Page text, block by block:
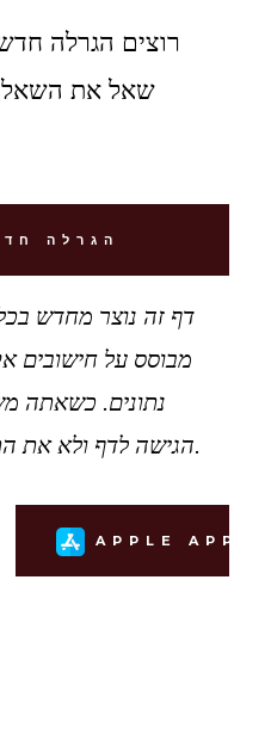
רוצים הגרלה
שאל את
הגרלה
מבוסס על חישובים
נתונים. כשאתה
הגישה לדף ולא את התוצאה שיש לך על המסך.
APPLE APP